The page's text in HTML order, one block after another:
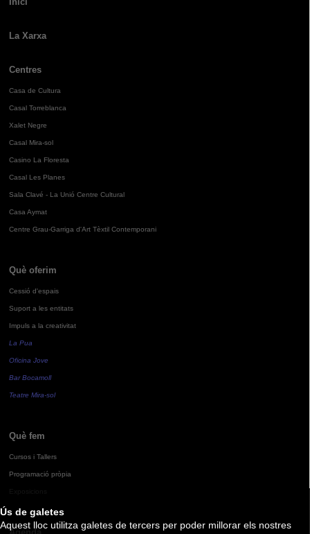
Ús de galetes
Aquest lloc utilitza galetes de tercers per poder millorar els nostres
La Xarxa
Centres
Casa de Cultura
Casal Torreblanca
Xalet Negre
Casal Mira-sol
Casino La Floresta
Casal Les Planes
Sala Clavé - La Unió Centre Cultural
Casa Aymat
Centre Grau-Garriga d'Art Tèxtil Contemporani
Què oferim
Cessió d'espais
Suport a les entitats
Impuls a la creativitat
La Pua
Oficina Jove
Bar Bocamoll
Teatre Mira-sol
Què fem
Cursos i Tallers
Programació pròpia